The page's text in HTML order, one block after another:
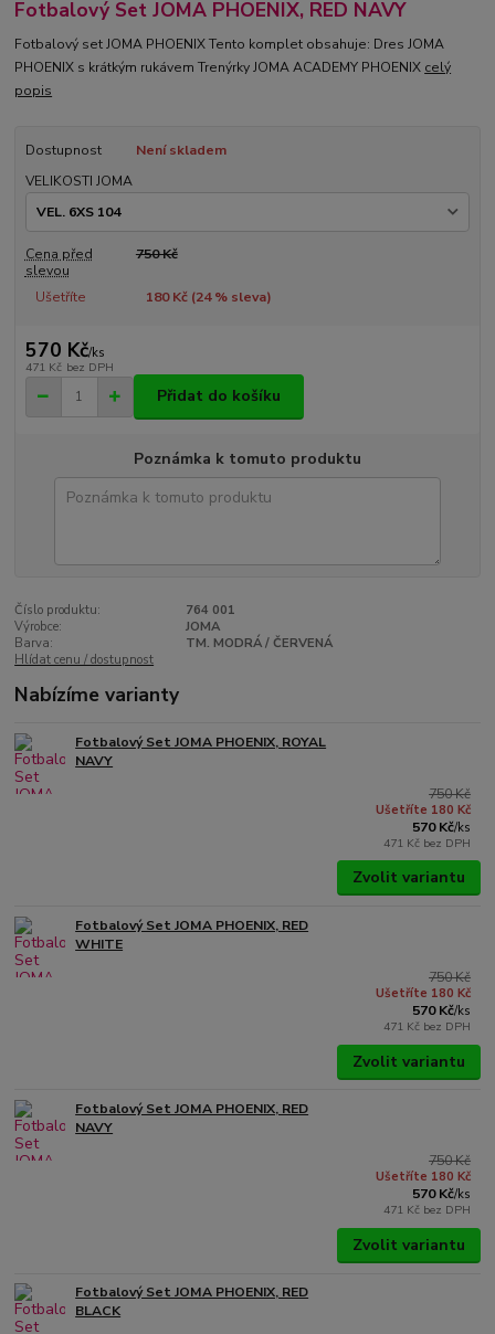
Fotbalový Set JOMA PHOENIX, RED NAVY
Fotbalový set JOMA PHOENIX Tento komplet obsahuje: Dres JOMA
PHOENIX s krátkým rukávem Trenýrky JOMA ACADEMY PHOENIX celý
popis
Dostupnost
Není skladem
VELIKOSTI JOMA
Cena před
slevou
750 Kč
Ušetříte 180 Kč (24% sleva)
570 Kč/ks
471 Kč bez DPH
Přidat do košíku
Poznámka k tomuto produktu
Číslo produktu:
764 001
Výrobce:
JOMA
Barva:
TM. MODRÁ / ČERVENÁ
Hlídat cenu / dostupnost
Nabízíme varianty
Fotbalový Set JOMA PHOENIX, ROYAL
NAVY
750 Kč
Ušetříte 180 Kč
570 Kč/ks
471 Kč bez DPH
Zvolit variantu
Fotbalový Set JOMA PHOENIX, RED
WHITE
750 Kč
Ušetříte 180 Kč
570 Kč/ks
471 Kč bez DPH
Zvolit variantu
Fotbalový Set JOMA PHOENIX, RED
NAVY
750 Kč
Ušetříte 180 Kč
570 Kč/ks
471 Kč bez DPH
Zvolit variantu
Fotbalový Set JOMA PHOENIX, RED
BLACK